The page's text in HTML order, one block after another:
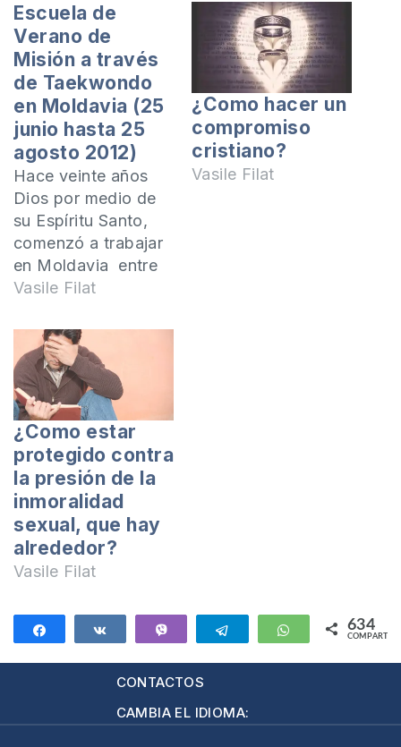
Escuela de
Verano de
Misión a través
de Taekwondo
en Moldavia (25
junio hasta 25
agosto 2012)
Hace veinte años
Dios por medio de
su Espíritu Santo,
comenzó a trabajar
en Moldavia entre
los deportes que
Nuevo Pacto con
Jesucristo.
Personas que se
convirtieron en sus
discípulos,
comenzaron a
utilizar el deporte y
el estudio de la
Biblia Inductivo para
predicar el
Evangelio. Sólo…
Vasile Filat
¿Como hacer un
compromiso
cristiano?
Vasile Filat
¿Como estar
protegido contra
la presión de la
inmoralidad
sexual, que hay
alrededor?
Vasile Filat
Compartir Compartir Telegram WhatsApp
634
COMPARTIR
CONTACTOS
CAMBIA EL IDIOMA: